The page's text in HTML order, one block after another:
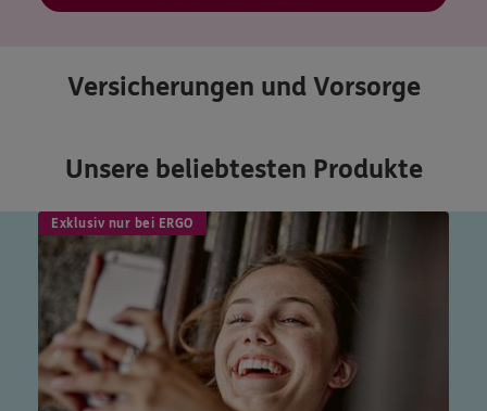
Versicherungen und Vorsorge
Unsere beliebtesten Produkte
Exklusiv nur bei ERGO